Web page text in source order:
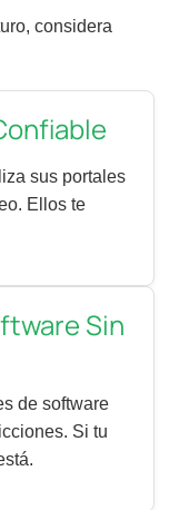
considera
sus portales
Ellos te
Sin
de software
Si tu